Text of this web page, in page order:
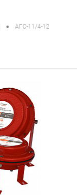
• АГС-11/4-12